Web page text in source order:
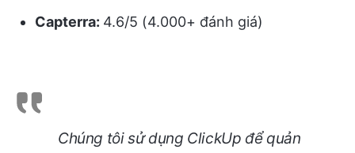
Capterra: 4.6/5 (4.000+ đánh giá)
Chúng tôi sử dụng ClickUp để quản